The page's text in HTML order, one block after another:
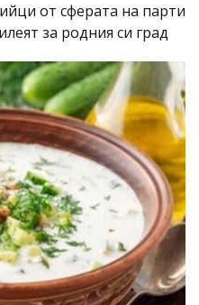
от сферата на парти
за родния си град